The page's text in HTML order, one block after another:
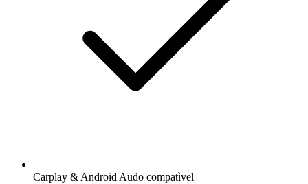
Carplay & Android Audo compatìvel